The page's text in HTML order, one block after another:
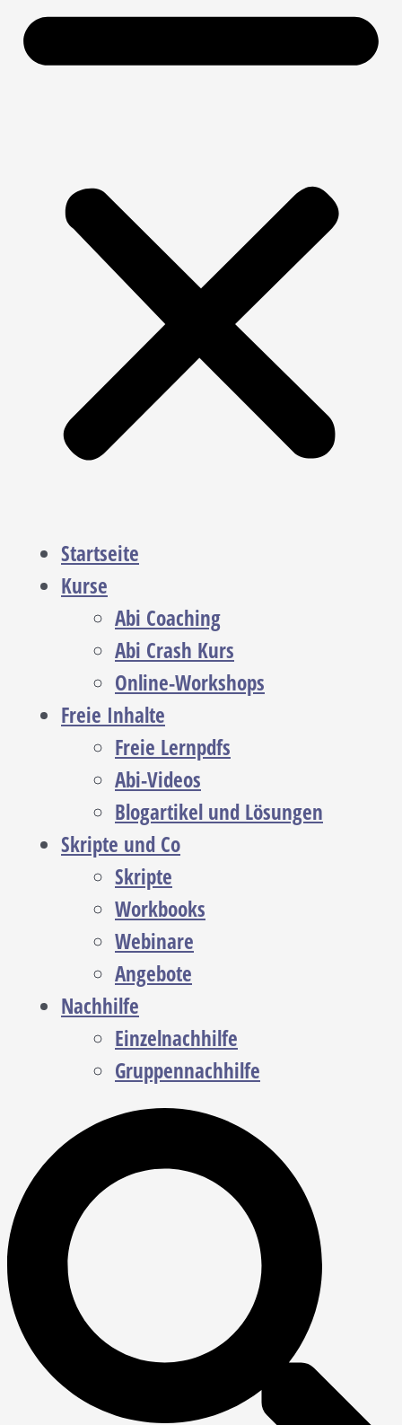
Startseite
Kurse
Abi Coaching
Abi Crash Kurs
Online-Workshops
Freie Inhalte
Freie Lernpdfs
Abi-Videos
Blogartikel und Lösungen
Skripte und Co
Skripte
Workbooks
Webinare
Angebote
Nachhilfe
Einzelnachhilfe
Gruppennachhilfe